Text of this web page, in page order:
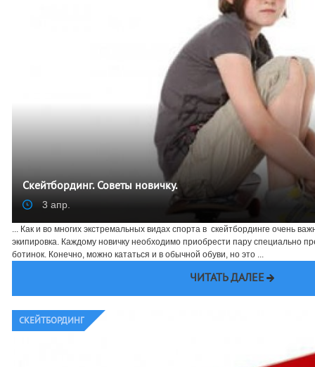
Скейтбординг. Советы новичку.
3 апр.
... Как и во многих экстремальных видах спорта в скейтбординге очень
экипировка. Каждому новичку необходимо приобрести пару специально
ботинок. Конечно, можно кататься и в обычной обуви, но это ...
ЧИТАТЬ ДАЛЕЕ
CКЕЙТБОРДИНГ